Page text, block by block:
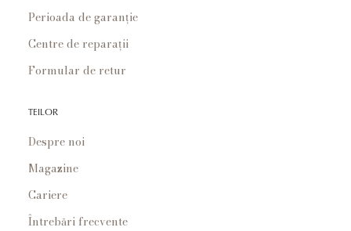
Perioada de garanție
Centre de reparații
Formular de retur
TEILOR
Despre noi
Magazine
Cariere
Întrebări frecvente